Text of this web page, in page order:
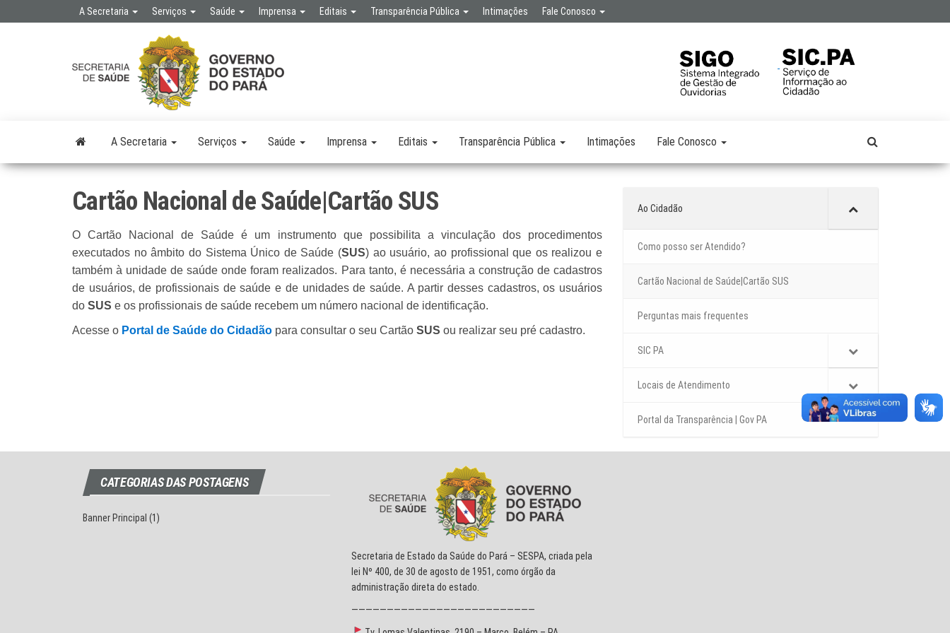
to
A Secretaria Serviços Saúde Imprensa Editais Transparência Pública Intimações Fale Conosco
A Secretaria Serviços Saúde Imprensa Editais Transparência Pública Intimações Fale Conosco
Cartão Nacional de Saúde|Cartão SUS
O Cartão Nacional de Saúde é um instrumento que possibilita a vinculação dos procedimentos
executados no âmbito do Sistema Único de Saúde (SUS) ao usuário, ao profissional que os realizou e
também à unidade de saúde onde foram realizados. Para tanto, é necessária a construção de cadastros
de usuários, de profissionais de saúde e de unidades de saúde. A partir desses cadastros, os usuários
do SUS e os profissionais de saúde recebem um número nacional de identificação.
Acesse o Portal de Saúde do Cidadão para consultar o seu Cartão SUS ou realizar seu pré cadastro.
Ao Cidadão
Como posso ser Atendido?
Cartão Nacional de Saúde|Cartão SUS
Perguntas mais frequentes
SIC PA
Locais de Atendimento
Portal da Transparência | Gov PA
CATEGORIAS DAS POSTAGENS
Banner Principal (1)
Secretaria de Estado da Saúde do Pará – SESPA, criada pela
lei Nº 400, de 30 de agosto de 1951, como órgão da
administração direta do estado.
——————————————————————————